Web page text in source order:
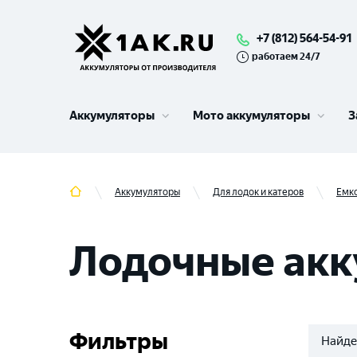
+7 (812) 564-54-91
работаем 24/7
Аккумуляторы Мото аккумуляторы
Аккумуляторы Для лодок и катеров
Лодочные
Фильтры